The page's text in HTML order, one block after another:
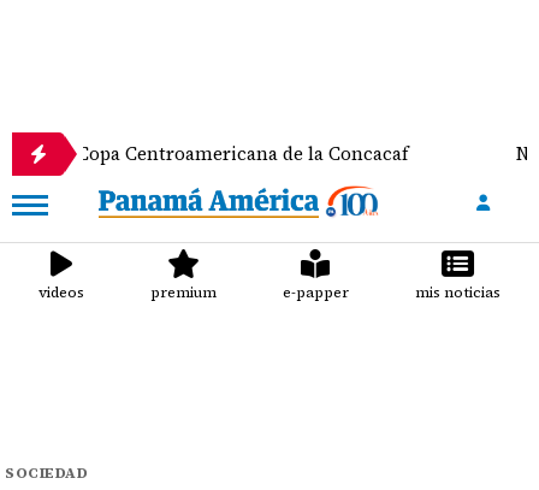
Centroamericana de la Concacaf Nathalee
videos premium e-papper mis noticias
SOCIEDAD